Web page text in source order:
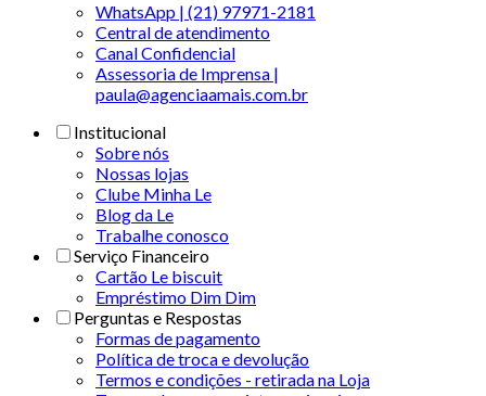
WhatsApp | (21) 97971-2181
Central de atendimento
Canal Confidencial
Assessoria de Imprensa |
paula@agenciaamais.com.br
Institucional
Sobre nós
Nossas lojas
Clube Minha Le
Blog da Le
Trabalhe conosco
Serviço Financeiro
Cartão Le biscuit
Empréstimo Dim Dim
Perguntas e Respostas
Formas de pagamento
Política de troca e devolução
Termos e condições - retirada na Loja